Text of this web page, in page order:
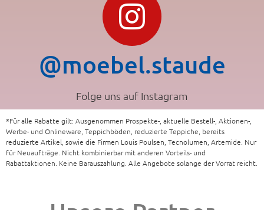
@moebel.staude
Folge uns auf Instagram
*Für alle Rabatte gilt: Ausgenommen Prospekte-, aktuelle Bestell-, Aktionen-,
Werbe- und Onlineware, Teppichböden, reduzierte Teppiche, bereits
reduzierte Artikel, sowie die Firmen Louis Poulsen, Tecnolumen, Artemide. Nur
für Neuaufträge. Nicht kombinierbar mit anderen Vorteils- und
Rabattaktionen. Keine Barauszahlung. Alle Angebote solange der Vorrat reicht.